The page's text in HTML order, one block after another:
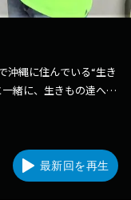
沖縄に住んでいる“生き
緒に、生きもの達への
うに一緒にお勉強する
最新回を再生